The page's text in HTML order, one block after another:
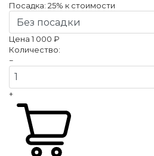
Посадка: 25% к стоимости
Цена 1 000 ₽
Количество:
−
+